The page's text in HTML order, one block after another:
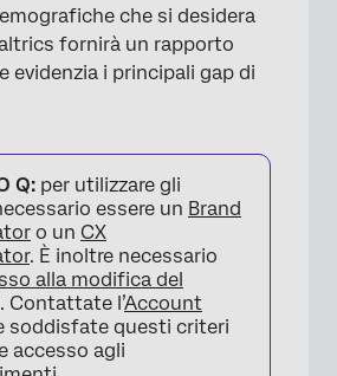
che si desidera
fornirà un rapporto
evidenzia i principali gap di
Q: per utilizzare gli
essere un Brand
o un CX
. È inoltre necessario
alla modifica del
Contattate l’Account
soddisfate questi criteri
accesso agli